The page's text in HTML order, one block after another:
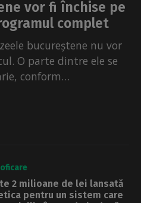
vor fi închise pe
complet
bucureștene nu vor
O parte dintre ele se
conform
2 milioane de lei lansată
pentru un sistem care